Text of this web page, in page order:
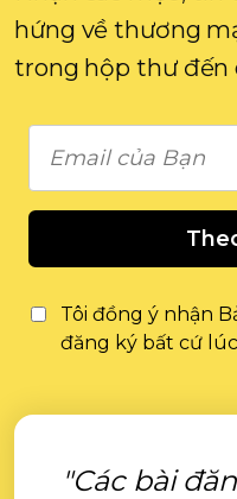
hứng về thương
trong hộp thư đến
Tôi đồng ý nhận
đăng ký bất cứ
"Các bài